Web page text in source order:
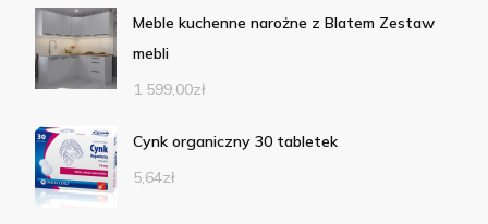
Meble kuchenne narożne z Blatem Zestaw
mebli
1 599,00zł
Cynk organiczny 30 tabletek
5,64zł